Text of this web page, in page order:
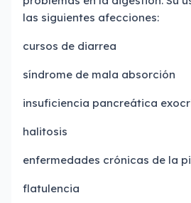
las siguientes afecciones:
cursos de diarrea
síndrome de mala absorción
insuficiencia pancreática
halitosis
enfermedades crónicas de la
flatulencia